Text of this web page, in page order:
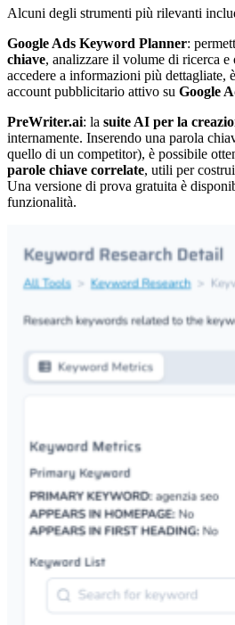
Alcuni degli strumenti più rilevanti
Google Ads Keyword Planner:
chiave, analizzare il volume di ricerca e
accedere a informazioni più dettagliate,
account pubblicitario attivo su Google
PreWriter.ai: la suite AI per la
internamente. Inserendo una parola
quello di un competitor), è possibile
parole chiave correlate, utili per
Una versione di prova gratuita è
funzionalità.